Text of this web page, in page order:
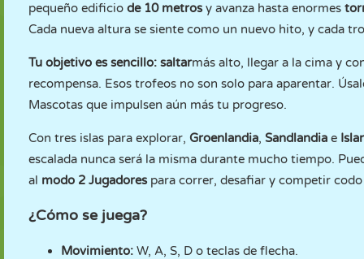
pequeño edificio de 10 metrosy avanza hasta enormes
Cada nueva altura se siente como un nuevo hito, y cada
Tu objetivo es sencillo: saltarmás alto, llegar a la cima y
recompensa. Esos trofeos no son solo para aparentar.
Mascotas que impulsen aún más tu progreso.
Con tres islas para explorar, Groenlandia, Sandlandia e
escalada nunca será la misma durante mucho tiempo.
al modo 2 Jugadorespara correr, desafiar y competir
¿Cómo se juega?
Movimiento: W, A, S, D o teclas de flecha.